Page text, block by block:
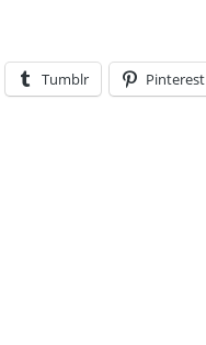
Tumblr Pinterest